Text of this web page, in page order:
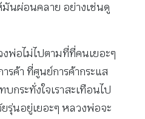
นผ่อนคลาย อย่างเช่นดู
พ่อไม่ไปตามที่ที่คนเยอะๆ
รค้า ที่ศูนย์การค้ากระแส
กระทั่งใจเราสะเทือนไป
รุ่นอยู่เยอะๆ หลวงพ่อจะ